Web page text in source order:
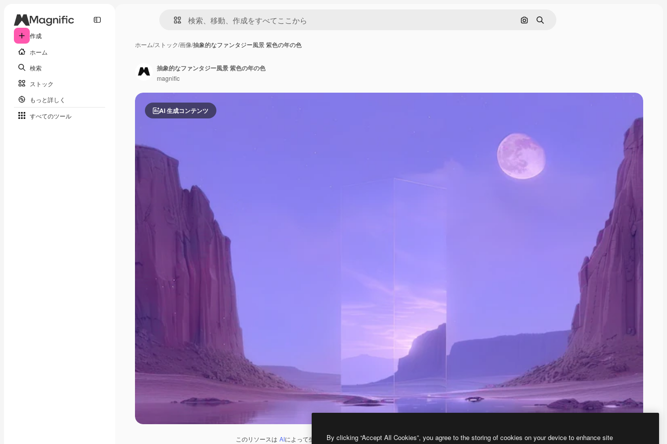
作成
ホーム
検索
ストック
もっと詳しく
すべてのツール
画像で検索
検索
ホーム/ストック/画像/抽象的なファンタジー風景 紫色の年の色
AI 生成コンテンツ
このリソースは AIによって生成されたものです。 AI画像生成ツールを使うと、あなた独自の画像を作成できます。
抽象的なファンタジー風景 紫色の年の色
magnific
By clicking “Accept All Cookies”, you agree to the storing of cookies on your device to enhance site